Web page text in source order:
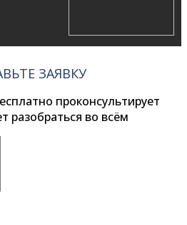
ЗАЯВКУ
проконсультирует
разобраться во всём